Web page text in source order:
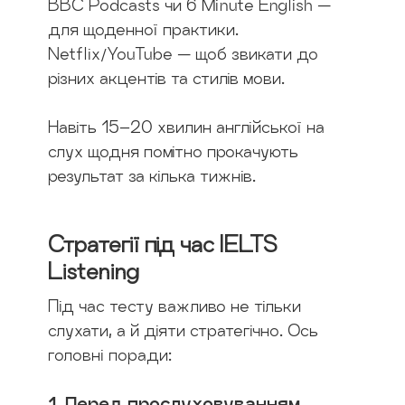
BBC Podcasts чи 6 Minute English —
для щоденної практики.
Netflix/YouTube — щоб звикати до
різних акцентів та стилів мови.
Навіть 15–20 хвилин англійської на
слух щодня помітно прокачують
результат за кілька тижнів.
Стратегії під час IELTS
Listening
Під час тесту важливо не тільки
слухати, а й діяти стратегічно. Ось
головні поради: